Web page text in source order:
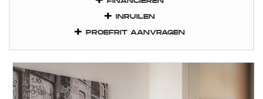
INRUILEN
PROEFRIT AANVRAGEN